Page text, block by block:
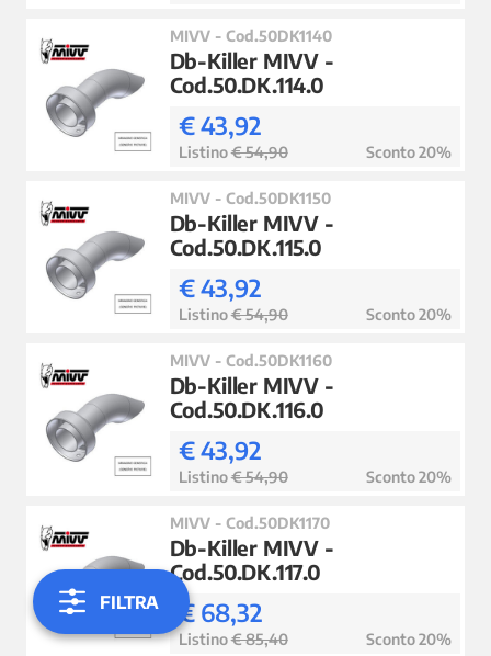
FILTRA
MIVV - Cod.50DK1140
Db-Killer MIVV -
Cod.50.DK.114.0
€ 43,92
Listino€ 54,90 Sconto 20%
MIVV - Cod.50DK1150
Db-Killer MIVV -
Cod.50.DK.115.0
€ 43,92
Listino€ 54,90 Sconto 20%
MIVV - Cod.50DK1160
Db-Killer MIVV -
Cod.50.DK.116.0
€ 43,92
Listino€ 54,90 Sconto 20%
MIVV - Cod.50DK1170
Db-Killer MIVV -
Cod.50.DK.117.0
€ 68,32
Listino€ 85,40 Sconto 20%